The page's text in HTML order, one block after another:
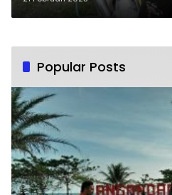
Popular Posts